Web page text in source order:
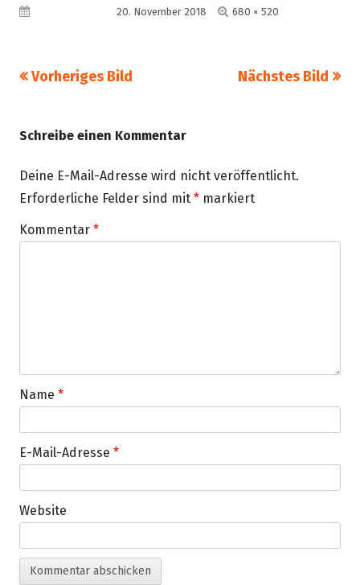
Veröffentlicht am20. November 2018 Volle
680 × 520
Vorheriges Bild Nächstes Bild
Schreibe einen Kommentar
Deine E-Mail-Adresse wird nicht veröffentlicht.
Erforderliche Felder sind mit * markiert
Kommentar *
Name *
E-Mail-Adresse *
Website